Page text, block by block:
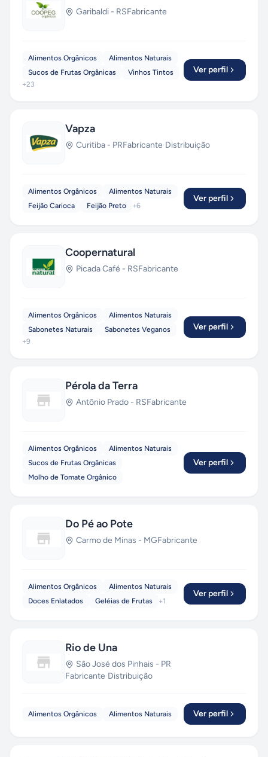
Garibaldi - RSFabricante
Alimentos Orgânicos
Alimentos Naturais
Sucos de Frutas Orgânicas
Vinhos Tintos
+23
Ver perfil
Vapza
Curitiba - PRFabricante·Distribuição
Alimentos Orgânicos
Alimentos Naturais
Feijão Carioca
Feijão Preto +6
Ver perfil
Coopernatural
Picada Café - RSFabricante
Alimentos Orgânicos
Alimentos Naturais
Sabonetes Naturais
Sabonetes Veganos
+9
Ver perfil
Pérola da Terra
Antônio Prado - RSFabricante
Alimentos Orgânicos
Alimentos Naturais
Sucos de Frutas Orgânicas
Molho de Tomate Orgânico
Ver perfil
Do Pé ao Pote
Carmo de Minas - MGFabricante
Alimentos Orgânicos
Alimentos Naturais
Doces Enlatados
Geléias de Frutas +1
Ver perfil
Rio de Una
São José dos Pinhais - PR
Fabricante·Distribuição
Alimentos Orgânicos Alimentos Naturais Ver perfil